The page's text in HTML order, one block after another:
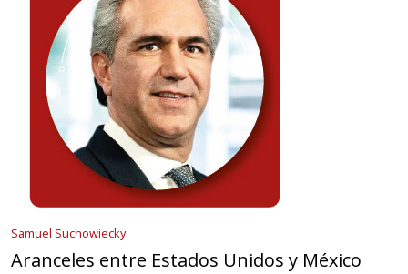
Samuel Suchowiecky
Aranceles entre Estados Unidos y México